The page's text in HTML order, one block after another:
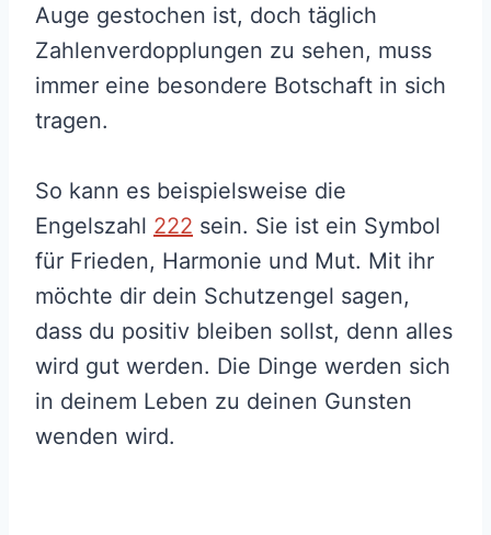
Auge gestochen ist, doch täglich
Zahlenverdopplungen zu sehen, muss
immer eine besondere Botschaft in sich
tragen.
So kann es beispielsweise die
Engelszahl 222 sein. Sie ist ein Symbol
für Frieden, Harmonie und Mut. Mit ihr
möchte dir dein Schutzengel sagen,
dass du positiv bleiben sollst, denn alles
wird gut werden. Die Dinge werden sich
in deinem Leben zu deinen Gunsten
wenden wird.